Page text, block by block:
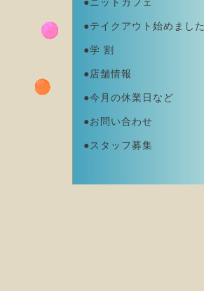
●ニットカフェ
●テイクアウト始めました
●学 割
●店舗情報
●今月の休業日など
●お問い合わせ
●スタッフ募集